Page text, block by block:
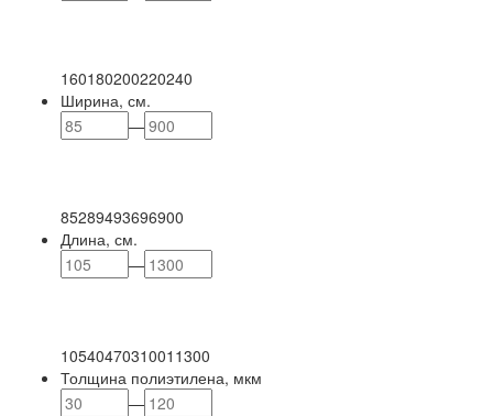
160180200220240
Ширина, см.
—
85289493696900
Длина, см.
—
1054047031001 1300
Толщина полиэтилена, мкм
—